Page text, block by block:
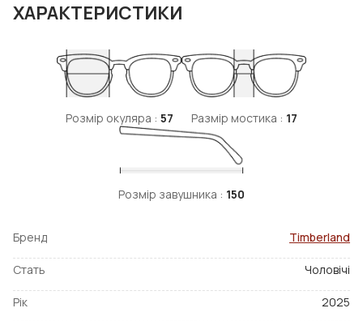
ХАРАКТЕРИСТИКИ
Розмір окуляра : 57 Размір мостика : 17
Розмір завушника : 150
Бренд Timberland
Стать Чоловічі
Рік 2025